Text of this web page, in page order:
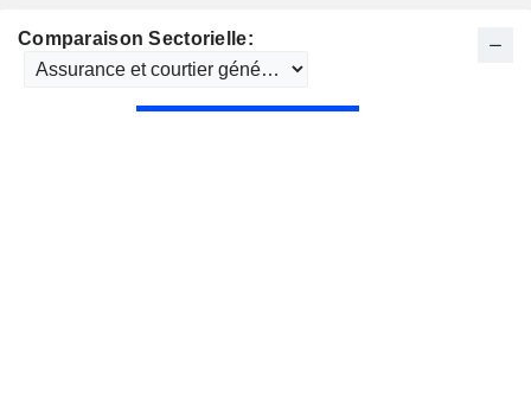
Comparaison Sectorielle: